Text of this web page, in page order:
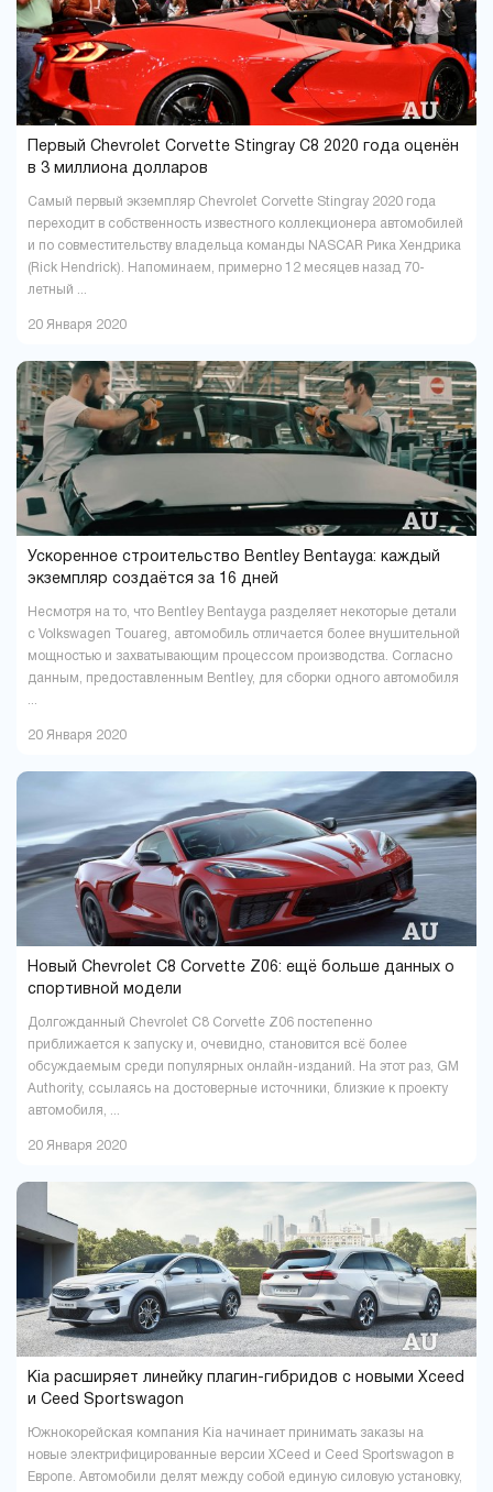
Первый Chevrolet Corvette Stingray C8 2020 года оценён
в 3 миллиона долларов
Самый первый экземпляр Chevrolet Corvette Stingray 2020 года
переходит в собственность известного коллекционера автомобилей
и по совместительству владельца команды NASCAR Рика Хендрика
(Rick Hendrick). Напоминаем, примерно 12 месяцев назад 70-
летный ...
20 Января 2020
Ускоренное строительство Bentley Bentayga: каждый
экземпляр создаётся за 16 дней
Несмотря на то, что Bentley Bentayga разделяет некоторые детали
с Volkswagen Touareg, автомобиль отличается более внушительной
мощностью и захватывающим процессом производства. Согласно
данным, предоставленным Bentley, для сборки одного автомобиля
20 Января 2020
Новый Chevrolet C8 Corvette Z06: ещё больше данных о
спортивной модели
Долгожданный Chevrolet C8 Corvette Z06 постепенно
приближается к запуску и, очевидно, становится всё более
обсуждаемым среди популярных онлайн-изданий. На этот раз, GM
Authority, ссылаясь на достоверные источники, близкие к проекту
автомобиля, ...
20 Января 2020
Kia расширяет линейку плагин-гибридов с новыми Xceed
и Ceed Sportswagon
Южнокорейская компания Kia начинает принимать заказы на
новые электрифицированные версии XCeed и Ceed Sportswagon в
Европе. Автомобили делят между собой единую силовую установку,